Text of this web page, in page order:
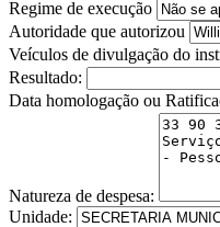
Regime de execução
Autoridade que autorizou
Veículos de divulgação do
Resultado:
Data homologação ou
Natureza de despesa:
Unidade: